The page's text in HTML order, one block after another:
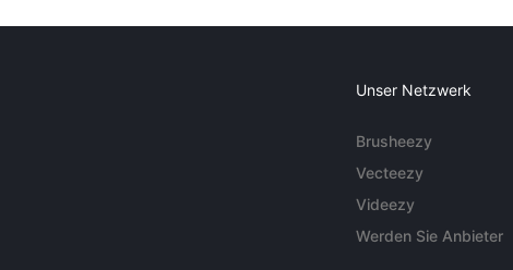
Unser Netzwerk
Brusheezy
Vecteezy
Videezy
Werden Sie Anbieter